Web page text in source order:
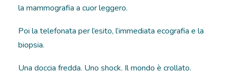
la mammografia a cuor leggero.
Poi la telefonata per l’esito, l’immediata ecografia e la
biopsia.
Una doccia fredda. Uno shock. Il mondo è crollato.